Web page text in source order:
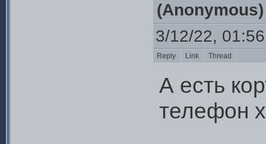
(Anonymous)
3/12/22,
Reply Link Thread
А есть
телефон